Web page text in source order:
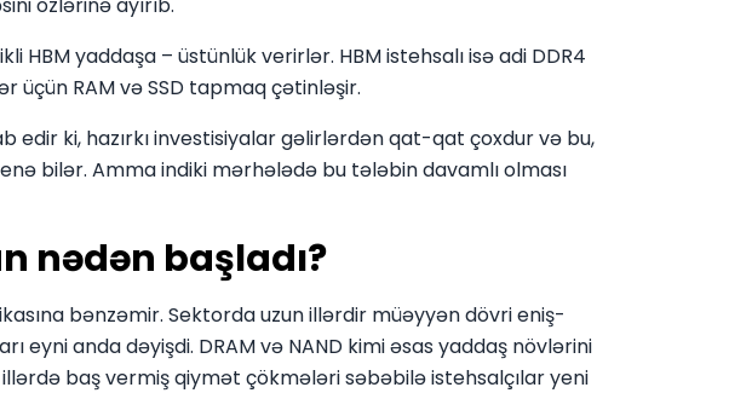
yaddaşa – üstünlük verirlər. HBM istehsalı isə adi DDR4
üçün RAM və SSD tapmaq çətinləşir.
edir ki, hazırkı investisiyalar gəlirlərdən qat-qat çoxdur və bu,
bilər. Amma indiki mərhələdə bu tələbin davamlı olması
nədən başladı?
bənzəmir. Sektorda uzun illərdir müəyyən dövri eniş-
eyni anda dəyişdi. DRAM və NAND kimi əsas yaddaş növlərini
baş vermiş qiymət çökmələri səbəbilə istehsalçılar yeni